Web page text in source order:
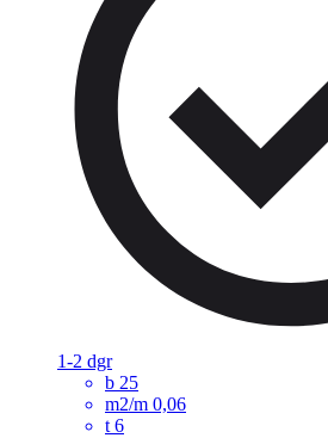
1-2 dgr
b 25
m2/m 0,06
t 6